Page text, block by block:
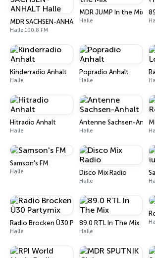
MDR SACHSEN-ANHALT Halle
Halle 100.8 FM
MDR JUMP In the Mix
Halle
Kinderradio Anhalt
Halle
Popradio Anhalt
Halle
Hitradio Anhalt
Halle
Antenne Sachsen-Anhalt
Halle
Samson's FM
Halle Disco Mix Radio
Halle
Radio Brocken Ü30 Partymix
Halle
89.0 RTL In The Mix
Halle